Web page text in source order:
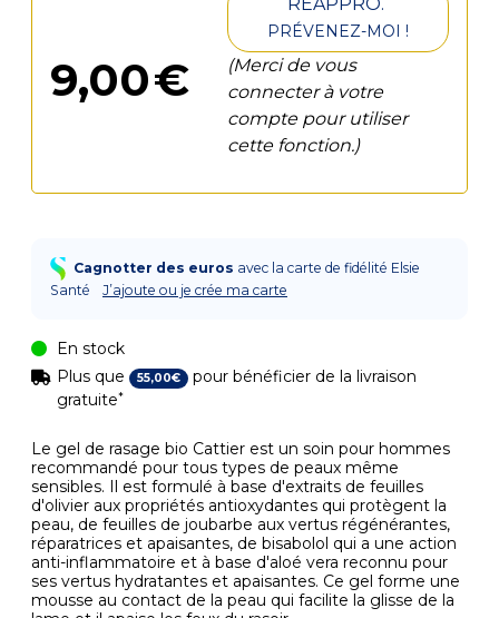
Le gel de rasage bio Cattier est un soin pour hommes
recommandé pour tous types de peaux même
sensibles. Il est formulé à base d'extraits de feuilles
d'olivier aux propriétés antioxydantes qui protègent la
peau, de feuilles de joubarbe aux vertus régénérantes,
réparatrices et apaisantes, de bisabolol qui a une action
anti-inflammatoire et à base d'aloé vera reconnu pour
ses vertus hydratantes et apaisantes. Ce gel forme une
mousse au contact de la peau qui facilite la glisse de la
9,00€
PRÉVENEZ-MOI !
(Merci de vous
connecter à votre
compte pour utiliser
cette fonction.)
Cagnotter des euros avec la carte de fidélité Elsie
Santé
J’ajoute ou je crée ma carte
En stock
Plus que
55,00€ pour bénéficier de la livraison
gratuite*